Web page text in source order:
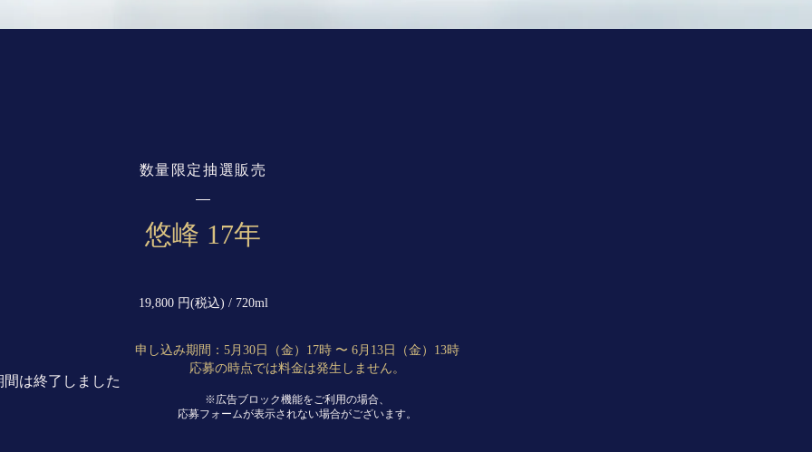
数量限定抽選販売
悠峰 17年
19,800 円(税込) / 720ml
は終了しました
申し込み期間：5月30日（金）17時 〜 6月13日（金）13時
応募の時点では料金は発生しません。
※広告ブロック機能をご利用の場合、
応募フォームが表示されない場合がございます。